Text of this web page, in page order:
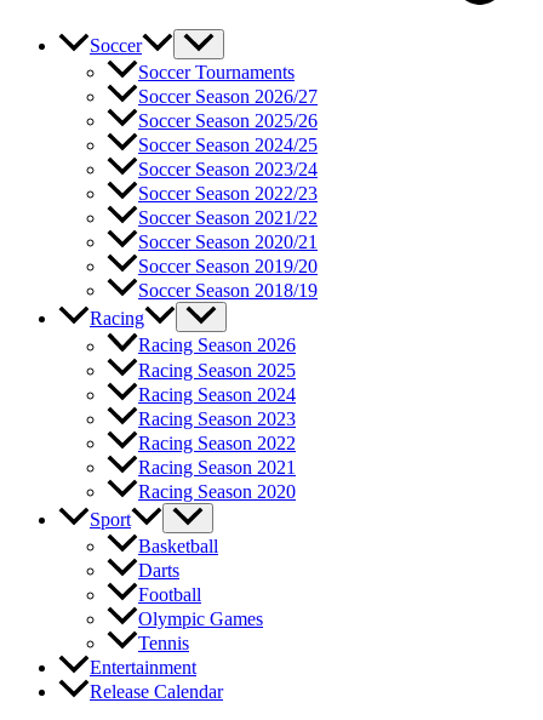
Soccer
Soccer Tournaments
Soccer Season 2026/27
Soccer Season 2025/26
Soccer Season 2024/25
Soccer Season 2023/24
Soccer Season 2022/23
Soccer Season 2021/22
Soccer Season 2020/21
Soccer Season 2019/20
Soccer Season 2018/19
Racing
Racing Season 2026
Racing Season 2025
Racing Season 2024
Racing Season 2023
Racing Season 2022
Racing Season 2021
Racing Season 2020
Sport
Basketball
Darts
Football
Olympic Games
Tennis
Entertainment
Release Calendar